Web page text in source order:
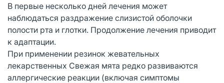
В первые несколько дней лечения может
наблюдаться раздражение слизистой оболочки
полости рта и глотки. Продолжение лечения приводит
к адаптации.
При применении резинок жевательных
лекарственных Свежая мята редко развиваются
аллергические реакции (включая симптомы